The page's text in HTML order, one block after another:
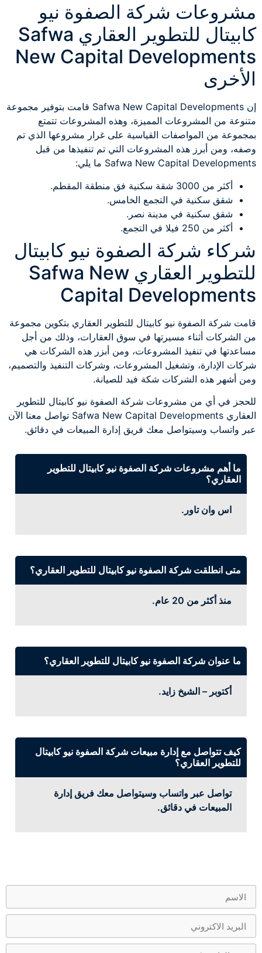
مشروعات شركة الصفوة نيو
كابيتال للتطوير العقاري Safwa
New Capital Developments
الأخرى
إن Safwa New Capital Developments قامت بتوفير مجموعة
متنوعة من المشروعات المميزة، وهذه المشروعات تتمتع
بمجموعة من المواصفات القياسية على غرار مشروعها الذي تم
وصفه، ومن أبرز هذه المشروعات التي تم تنفيذها من قبل
Safwa New Capital Developments ما يلي:
أكثر من 3000 شقة سكنية فق منطقة المقطم.
شقق سكنية في التجمع الخامس.
شقق سكنية في مدينة نصر.
أكثر من 250 فيلا في التجمع.
شركاء شركة الصفوة نيو كابيتال
للتطوير العقاري Safwa New
Capital Developments
قامت شركة الصفوة نيو كابيتال للتطوير العقاري بتكوين مجموعة
من الشركات أثناء مسيرتها في سوق العقارات، وذلك من أجل
مساعدتها في تنفيذ المشروعات، ومن أبزر هذه الشركات هي
شركات الإدارة، وتشغيل المشروعات، وشركات التنفيذ والتصميم،
ومن أشهر هذه الشركات شكة فيد للصيانة.
للحجز في أي من مشروعات شركة الصفوة نيو كابيتال للتطوير
العقاري Safwa New Capital Developments تواصل معنا الآن
عبر واتساب وسيتواصل معك فريق إدارة المبيعات في دقائق.
ما أهم مشروعات شركة الصفوة نيو كابيتال للتطوير
العقاري؟
اس وان تاور.
متى انطلقت شركة الصفوة نيو كابيتال للتطوير العقاري؟
منذ أكثر من 20 عام.
ما عنوان شركة الصفوة نيو كابيتال للتطوير العقاري؟
أكتوبر – الشيخ زايد.
كيف تتواصل مع إدارة مبيعات شركة الصفوة نيو كابيتال
للتطوير العقاري؟
تواصل عبر واتساب وسيتواصل معك فريق إدارة
المبيعات في دقائق.